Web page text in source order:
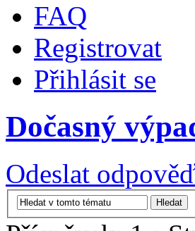
FAQ
Registrovat
Přihlásit se
Dočasný
Odeslat